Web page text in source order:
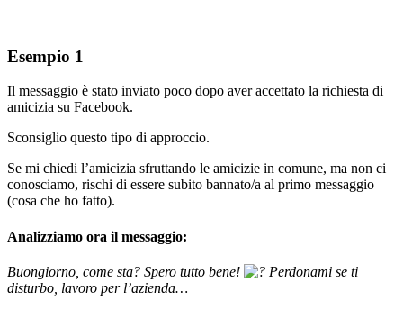
Esempio 1
Il messaggio è stato inviato poco dopo aver accettato la richiesta di
amicizia su Facebook.
Sconsiglio questo tipo di approccio.
Se mi chiedi l’amicizia sfruttando le amicizie in comune, ma non ci
conosciamo, rischi di essere subito bannato/a al primo messaggio
(cosa che ho fatto).
Analizziamo ora il messaggio:
Buongiorno, come sta? Spero tutto bene!
Perdonami se ti
disturbo, lavoro per l’azienda…